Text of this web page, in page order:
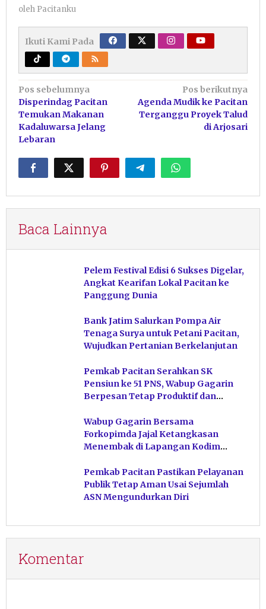
oleh Pacitanku
Ikuti Kami Pada
Navigasi
pos
Pos sebelumnya
Disperindag Pacitan
Temukan Makanan
Kadaluwarsa Jelang
Lebaran
Pos berikutnya
Agenda Mudik ke Pacitan
Terganggu Proyek Talud
di Arjosari
Baca Lainnya
Pelem Festival Edisi 6 Sukses Digelar,
Angkat Kearifan Lokal Pacitan ke
Panggung Dunia
Bank Jatim Salurkan Pompa Air
Tenaga Surya untuk Petani Pacitan,
Wujudkan Pertanian Berkelanjutan
Pemkab Pacitan Serahkan SK
Pensiun ke 51 PNS, Wabup Gagarin
Berpesan Tetap Produktif dan
Wabup Gagarin Bersama
Forkopimda Jajal Ketangkasan
Menembak di Lapangan Kodim
Pemkab Pacitan Pastikan Pelayanan
Publik Tetap Aman Usai Sejumlah
ASN Mengundurkan Diri
Komentar